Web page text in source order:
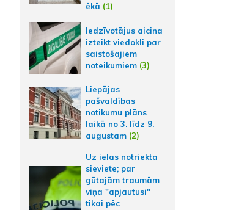
ēkā (1)
Iedzīvotājus aicina
izteikt viedokli par
saistošajiem
noteikumiem (3)
Liepājas
pašvaldības
notikumu plāns
laikā no 3. līdz 9.
augustam (2)
Uz ielas notriekta
sieviete; par
gūtajām traumām
viņa "apjautusi"
tikai pēc